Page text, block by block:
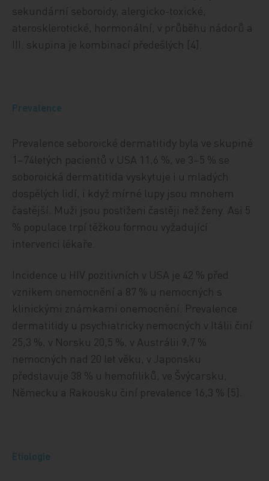
sekundární seboroidy, alergicko-toxické,
aterosklerotické, hormonální, v průběhu nádorů a
III. skupina je kombinací předešlých [4].
Prevalence
Prevalence seboroické dermatitidy byla ve skupině
1–74letých pacientů v USA 11,6 %, ve 3–5 % se
soboroická dermatitida vyskytuje i u mladých
dospělých lidí, i když mírné lupy jsou mnohem
častější. Muži jsou postiženi častěji než ženy. Asi 5
% populace trpí těžkou formou vyžadující
intervenci lékaře.
Incidence u HIV pozitivních v USA je 42 % před
vznikem onemocnění a 87 % u nemocných s
klinickými známkami onemocnění. Prevalence
dermatitidy u psychiatricky nemocných v Itálii činí
25,3 %, v Norsku 20,5 %, v Austrálii 9,7 %
nemocných nad 20 let věku, v Japonsku
představuje 38 % u hemofiliků, ve Švýcarsku,
Německu a Rakousku činí prevalence 16,3 % [5].
Etiologie